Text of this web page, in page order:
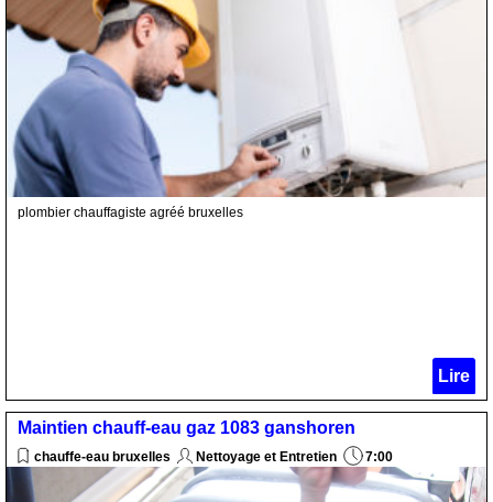
plombier chauffagiste agréé bruxelles
Lire
Maintien chauff-eau gaz 1083 ganshoren
chauffe-eau bruxelles Nettoyage et Entretien 7:00